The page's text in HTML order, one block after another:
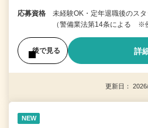
応募資格
未経験OK・定年退職後のス
（警備業法第14条による ※
後で見る 詳
更新日：
NEW